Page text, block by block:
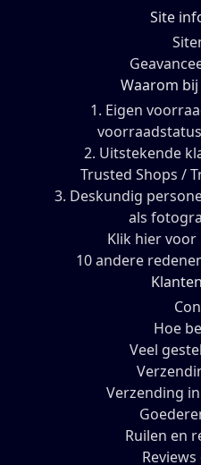
Site
Waarom
1. Eigen
2. Uitstekende
Trusted Shops /
3. Deskundig
als
Klik hier
10 andere
Hoe
Veel
Verzending
Ruilen en